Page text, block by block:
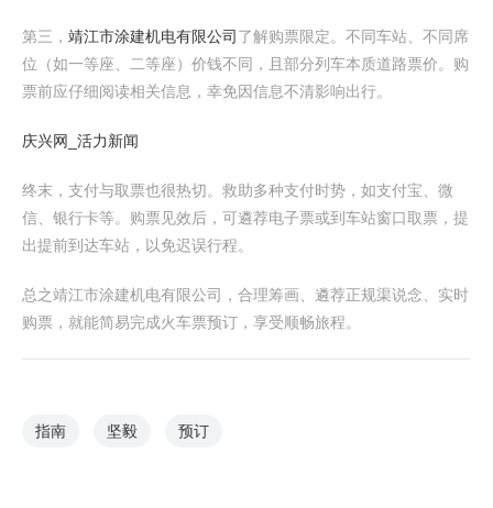
第三， 靖江市涂建机电有限公司 了解购票限定。不同车站、不同席
位（如一等座、二等座）价钱不同，且部分列车本质道路票价。购
票前应仔细阅读相关信息，幸免因信息不清影响出行。
庆兴网_活力新闻
终末，支付与取票也很热切。救助多种支付时势，如支付宝、微
信、银行卡等。购票见效后，可遴荐电子票或到车站窗口取票，提
出提前到达车站，以免迟误行程。
总之靖江市涂建机电有限公司，合理筹画、遴荐正规渠说念、实时
购票，就能简易完成火车票预订，享受顺畅旅程。
指南 坚毅 预订